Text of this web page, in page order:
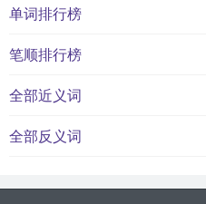
单词排行榜
笔顺排行榜
全部近义词
全部反义词